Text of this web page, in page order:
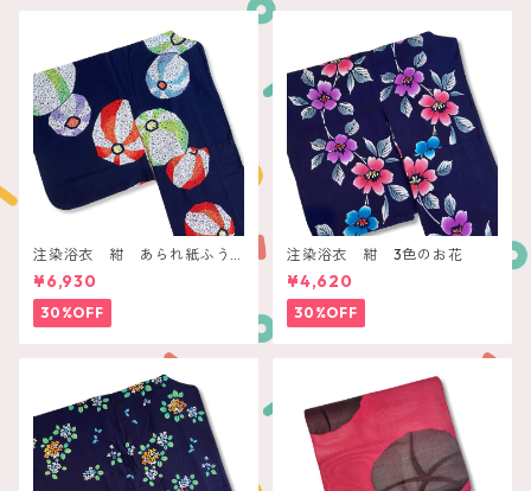
注染浴衣 紺 あられ紙ふう
せん
¥6,930
30%OFF
注染浴衣 紺 3色のお花
¥4,620
30%OFF